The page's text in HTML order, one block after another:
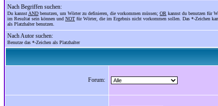
Nach Begriffen suchen:
Du kannst AND benutzen, um Wörter zu definieren, die vorkommen müssen; OR kannst du benutzen für
im Resultat sein können und NOT für Wörter, die im Ergebnis nicht vorkommen sollen. Das *-Zeichen
als Platzhalter benutzen.
Nach Autor suchen:
Benutze das *-Zeichen als Platzhalter
Forum: